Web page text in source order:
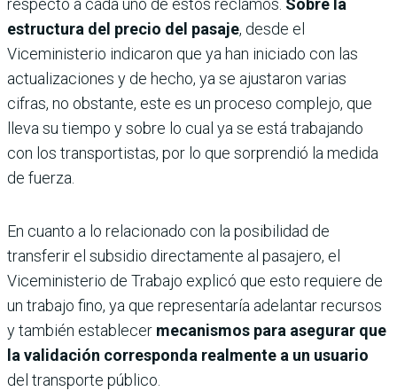
respecto a cada uno de estos reclamos. Sobre la
estructura del precio del pasaje, desde el
Viceministerio indicaron que ya han iniciado con las
actualizaciones y de hecho, ya se ajustaron varias
cifras, no obstante, este es un proceso complejo, que
lleva su tiempo y sobre lo cual ya se está trabajando
con los transportistas, por lo que sorprendió la medida
de fuerza.
En cuanto a lo relacionado con la posibilidad de
transferir el subsidio directamente al pasajero, el
Viceministerio de Trabajo explicó que esto requiere de
un trabajo fino, ya que representaría adelantar recursos
y también establecer mecanismos para asegurar que
la validación corresponda realmente a un usuario
del transporte público.